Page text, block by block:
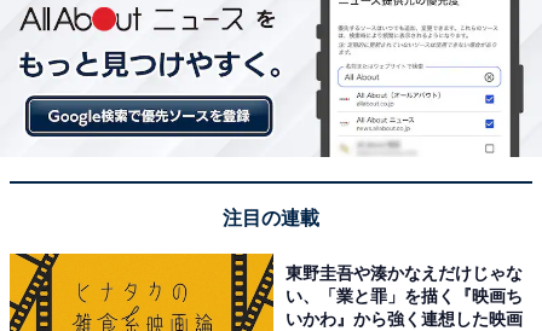
注目の連載
東野圭吾や湊かなえだけじゃな
い、「業と罪」を描く『映画ち
いかわ』から強く連想した映画